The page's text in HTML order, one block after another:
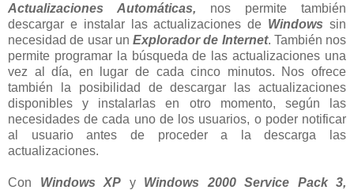
Actualizaciones Automáticas, nos permite también
descargar e instalar las actualizaciones de Windowssin
necesidad de usar un Explorador de Internet. También nos
permite programar la búsqueda de las actualizaciones una
vez al día, en lugar de cada cinco minutos. Nos ofrece
también la posibilidad de descargar las actualizaciones
disponibles y instalarlas en otro momento, según las
necesidades de cada uno de los usuarios, o poder notificar
al usuario antes de proceder a la descarga las
actualizaciones.
Con Windows XP y Windows 2000
Service Pack 3,